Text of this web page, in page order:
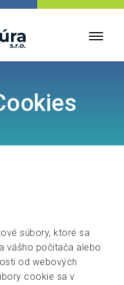
súbory, ktoré sa
vášho počítača alebo
od webových
cookie sa v